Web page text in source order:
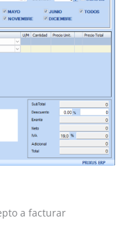
a facturar